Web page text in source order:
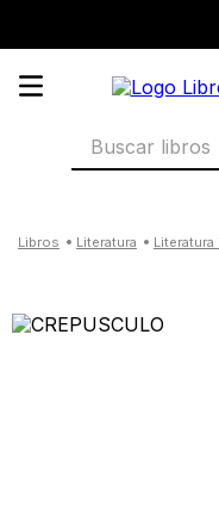
Buscar libros
literatura